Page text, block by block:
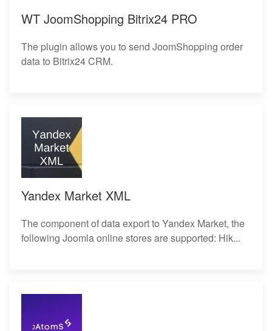
WT JoomShopping Bitrix24 PRO
The plugin allows you to send JoomShopping order
data to Bitrix24 CRM.
Yandex Market XML
The component of data export to Yandex Market, the
following Joomla online stores are supported: Hik...